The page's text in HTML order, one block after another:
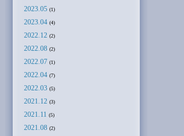
2023.05 (1)
2023.04 (4)
2022.12 (2)
2022.08 (2)
2022.07 (1)
2022.04 (7)
2022.03 (5)
2021.12 (3)
2021.11 (5)
2021.08 (2)